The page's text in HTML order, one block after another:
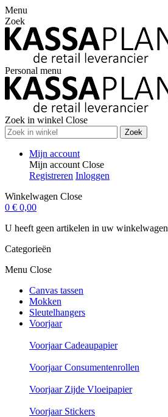
Menu
Zoek
Personal menu
Zoek in winkel Close
Zoek
Mijn account
Mijn account Close
Registreren Inloggen
Winkelwagen Close
0 € 0,00
U heeft geen artikelen in uw winkelwagen
Categorieën
Menu Close
Canvas tassen
Mokken
Sleutelhangers
Voorjaar
Voorjaar Cadeaupapier
Voorjaar Consumentenrollen
Voorjaar Zijde Vloeipapier
Voorjaar Stickers